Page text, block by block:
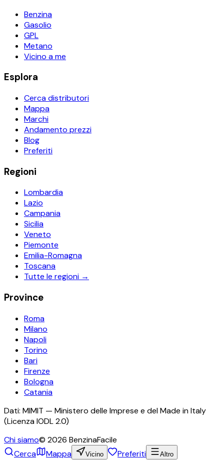
Benzina
Gasolio
GPL
Metano
Vicino a me
Esplora
Cerca distributori
Mappa
Marchi
Andamento prezzi
Blog
Preferiti
Regioni
Lombardia
Lazio
Campania
Sicilia
Veneto
Piemonte
Emilia-Romagna
Toscana
Tutte le regioni →
Province
Roma
Milano
Napoli
Torino
Bari
Firenze
Bologna
Catania
Dati: MIMIT — Ministero delle Imprese e del Made in Italy
(Licenza IODL 2.0)
Chi siamo© 2026 BenzinaFacile
Cerca
Mappa Vicino Preferiti Altro